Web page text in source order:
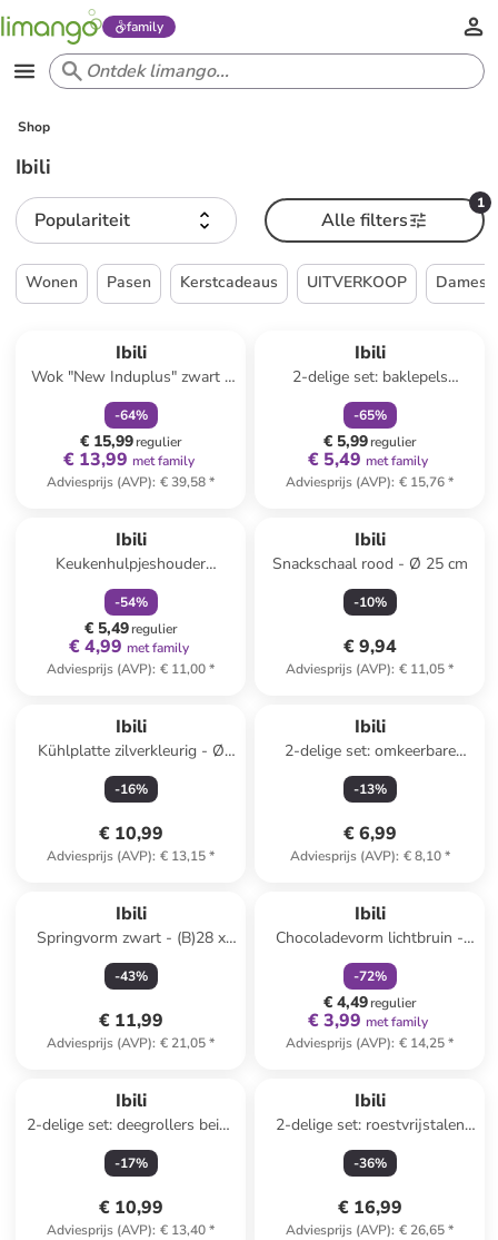
family
Shop
Ibili
Populariteit
1
Alle filters
Wonen Pasen Kerstcadeaus UITVERKOOP Dames
Ibili
Wok "New Induplus" zwart -
Ø 28 cm
-64%
€ 15,99regulier
€ 13,99 met family
Adviesprijs (AVP): € 39,58*
Ibili
2-delige set: baklepels
donkerblauw - (H)12 cm
-65%
€ 5,99regulier
€ 5,49 met family
Adviesprijs (AVP): € 15,76*
Ibili
Keukenhulpjeshouder
"Eureka" zilverkleurig - (B)11,3
x (H)18,5 x (D)10,1 cm
-54%
€ 5,49regulier
€ 4,99 met family
Adviesprijs (AVP): € 11,00*
Ibili
Snackschaal rood - Ø 25 cm
-10%
€ 9,94
Adviesprijs (AVP): € 11,05*
Ibili
Kühlplatte zilverkleurig - Ø
9,5 cm
-16%
€ 10,99
Adviesprijs (AVP): € 13,15*
Ibili
2-delige set: omkeerbare
deksels ''Basic''
beige/lichtblauw - Ø 29,5 cm
-13%
€ 6,99
Adviesprijs (AVP): € 8,10*
Ibili
Springvorm zwart - (B)28 x
(H)18 cm
-43%
€ 11,99
Adviesprijs (AVP): € 21,05*
Ibili
Chocoladevorm lichtbruin -
(B)29 x (H)13 cm
-72%
€ 4,49regulier
€ 3,99 met family
Adviesprijs (AVP): € 14,25*
Ibili
2-delige set: deegrollers beige
- (L)35 cm
-17%
€ 10,99
Adviesprijs (AVP): € 13,40*
Ibili
2-delige set: roestvrijstalen
braadslede met deksel - Ø 14
cm
-36%
€ 16,99
Adviesprijs (AVP): € 26,65*